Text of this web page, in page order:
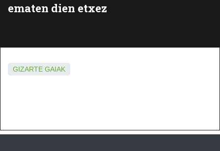
ematen dien etxez
GIZARTE GAIAK